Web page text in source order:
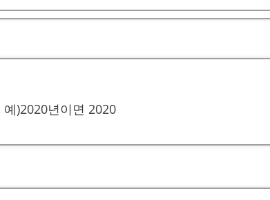
)2020년이면 2020